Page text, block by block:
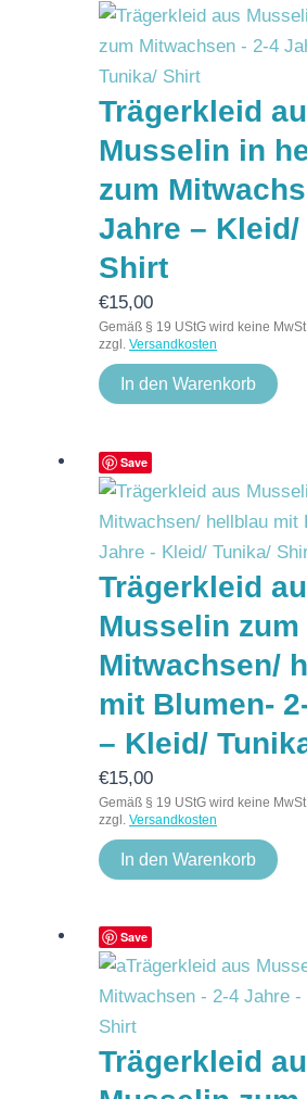
Trägerkleid
Musselin in
zum
Jahre – Kleid/
Shirt
€15,00
Gemäß § 19 UStG wird keine
zzgl. Versandkosten
In den Warenkorb
Save
Trägerkleid
Musselin zum
Mitwachsen/
mit Blumen-
– Kleid/
€15,00
Gemäß § 19 UStG wird keine
zzgl. Versandkosten
In den Warenkorb
Save
Trägerkleid